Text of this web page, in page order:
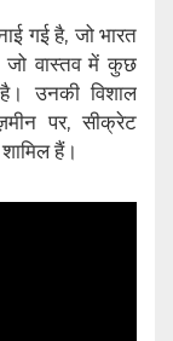
गई है, जो भारत
वास्तव में कुछ
उनकी विशाल
पर, सीक्रेट
हैं।